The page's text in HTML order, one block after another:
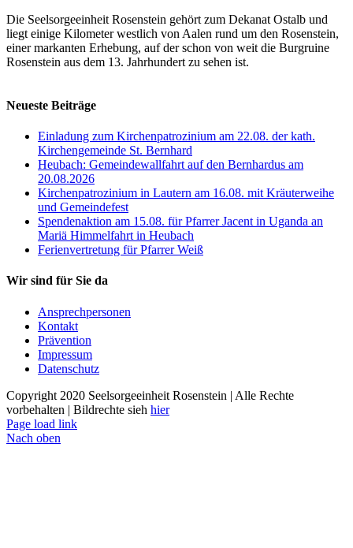
Die Seelsorgeeinheit Rosenstein gehört zum Dekanat Ostalb und
liegt einige Kilometer westlich von Aalen rund um den Rosenstein,
einer markanten Erhebung, auf der schon von weit die Burgruine
Rosenstein aus dem 13. Jahrhundert zu sehen ist.
Neueste Beiträge
Einladung zum Kirchenpatrozinium am 22.08. der kath.
Kirchengemeinde St. Bernhard
Heubach: Gemeindewallfahrt auf den Bernhardus am
20.08.2026
Kirchenpatrozinium in Lautern am 16.08. mit Kräuterweihe
und Gemeindefest
Spendenaktion am 15.08. für Pfarrer Jacent in Uganda an
Mariä Himmelfahrt in Heubach
Ferienvertretung für Pfarrer Weiß
Wir sind für Sie da
Ansprechpersonen
Kontakt
Prävention
Impressum
Datenschutz
Copyright 2020 Seelsorgeeinheit Rosenstein | Alle Rechte
vorbehalten | Bildrechte sieh hier
Page load link
Nach oben